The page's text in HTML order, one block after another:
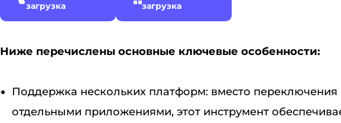
загрузка
загрузка
Ниже перечислены основные ключевые особенности:
Поддержка нескольких платформ: вместо
отдельными приложениями, этот инструмент